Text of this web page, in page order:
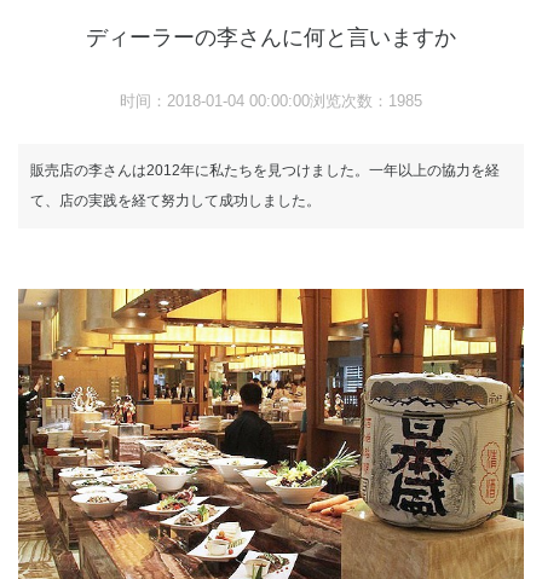
に何と言いますか
ディーラーの李さんに何と言いますか
时间：2018-01-04 00:00:00浏览次数：1985
販売店の李さんは2012年に私たちを見つけました。一年以上の協力を経
て、店の実践を経て努力して成功しました。